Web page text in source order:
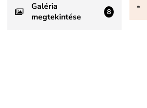
Galéria
megtekintése
8